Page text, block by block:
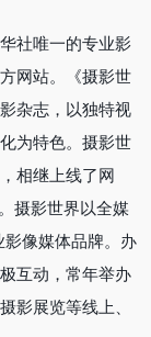
社唯一的专业影
网站。《摄影世
杂志，以独特视
为特色。摄影世
相继上线了网
摄影世界以全媒
像媒体品牌。办
互动，常年举办
影展览等线上、